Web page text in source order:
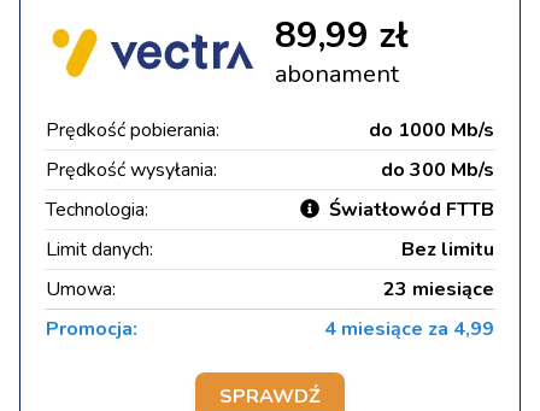
89,99 zł
abonament
Prędkość pobierania:
do 1000 Mb/s
Prędkość wysyłania:
do 300 Mb/s
Technologia:
Światłowód FTTB
Limit danych:
Bez limitu
Umowa:
23 miesiące
Promocja:
4 miesiące za 4,99
SPRAWDŹ